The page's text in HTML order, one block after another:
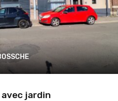
avec jardin